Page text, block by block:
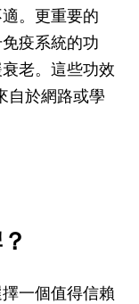
。更重要的
疫系統的功
老。這些功效
自於網路或學
一個值得信賴